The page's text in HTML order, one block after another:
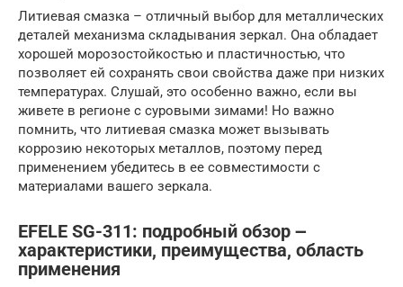
Литиевая смазка – отличный выбор для металлических
деталей механизма складывания зеркал. Она обладает
хорошей морозостойкостью и пластичностью, что
позволяет ей сохранять свои свойства даже при низких
температурах. Слушай, это особенно важно, если вы
живете в регионе с суровыми зимами! Но важно
помнить, что литиевая смазка может вызывать
коррозию некоторых металлов, поэтому перед
применением убедитесь в ее совместимости с
материалами вашего зеркала.
EFELE SG-311: подробный обзор ౼
характеристики, преимущества, область
применения